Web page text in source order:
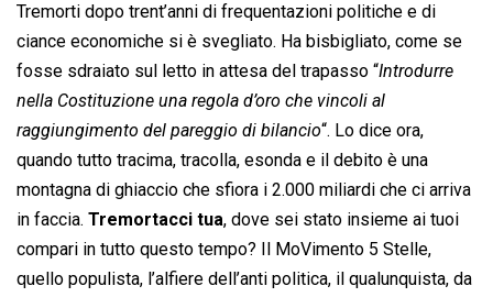
Tremorti dopo trent’anni di frequentazioni politiche e di
ciance economiche si è svegliato. Ha bisbigliato, come se
fosse sdraiato sul letto in attesa del trapasso “Introdurre
nella Costituzione una regola d’oro che vincoli al
raggiungimento del pareggio di bilancio“. Lo dice ora,
quando tutto tracima, tracolla, esonda e il debito è una
montagna di ghiaccio che sfiora i 2.000 miliardi che ci arriva
in faccia. Tremortacci tua, dove sei stato insieme ai tuoi
compari in tutto questo tempo? Il MoVimento 5 Stelle,
quello populista, l’alfiere dell’anti politica, il qualunquista, da